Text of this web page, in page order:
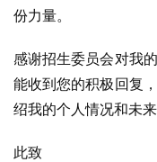
份力量。
感谢招生委员会对我
能收到您的积极回复
绍我的个人情况和未来
此致